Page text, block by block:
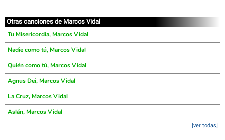
Otras canciones de Marcos Vidal
Tu Misericordia, Marcos Vidal
Nadie como tú, Marcos Vidal
Quién como tú, Marcos Vidal
Agnus Dei, Marcos Vidal
La Cruz, Marcos Vidal
Aslán, Marcos Vidal
[ver todas]